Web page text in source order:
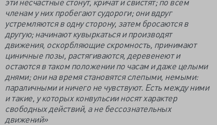
членам у них пробегают судороги; они вдруг
устремляются в одну сторону, затем бросаются в
другую; начинают кувыркаться и производят
движения, оскорбляющие скромность, принимают
циничные позы, растягиваются, деревенеют и
остаются в таком положении по часам и даже целыми
днями; они на время становятся слепыми, немыми:
параличными и ничего не чувствуют. Есть между ними
и такие, у которых конвульсии носят характер
свободных действий, а не бессознательных
движений»